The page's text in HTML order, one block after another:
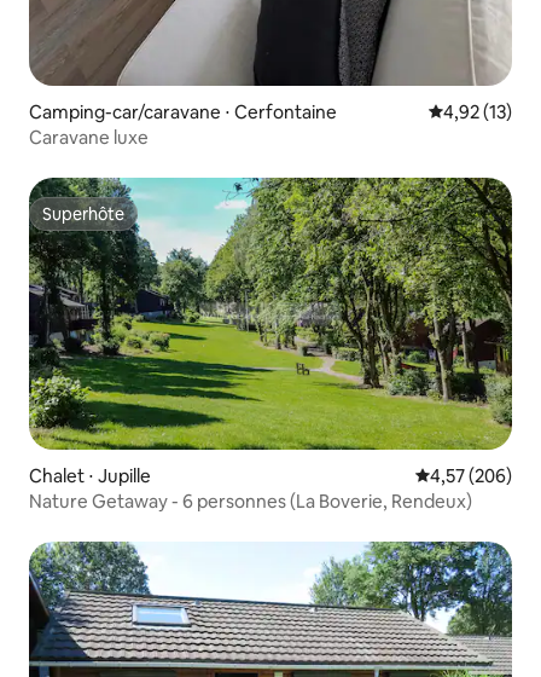
Camping-car/caravane ⋅ Cerfontaine Évaluation
4,92 (13)
Caravane luxe
Superhôte
Superhôte
Chalet ⋅ Jupille Évaluation
4,57 (206)
Nature Getaway - 6 personnes (La Boverie, Rendeux)